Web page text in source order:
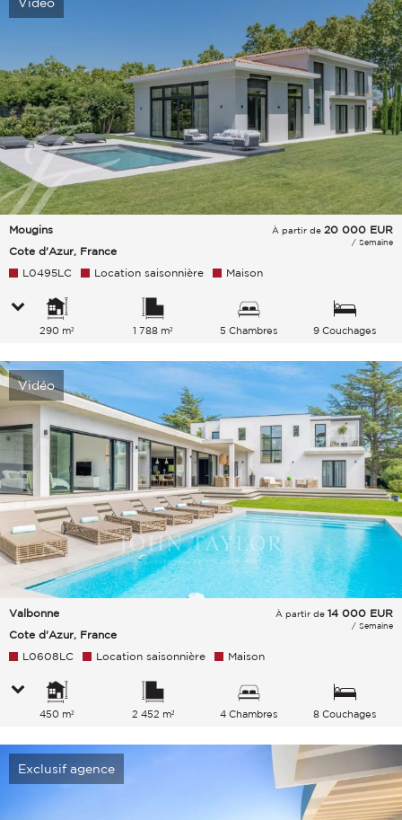
Mougins
Cote d'Azur, France
À partir de 20 000 EUR
/ Semaine
L0495LC Location saisonnière Maison
290 m² 1 788 m² 5 Chambres 9 Couchages
Vidéo
Valbonne
Cote d'Azur, France
À partir de 14 000 EUR
/ Semaine
L0608LC Location saisonnière Maison
450 m² 2 452 m² 4 Chambres 8 Couchages
Exclusif agence